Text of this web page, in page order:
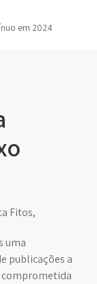
em 2024
Fitos,
uma
publicações a
comprometida